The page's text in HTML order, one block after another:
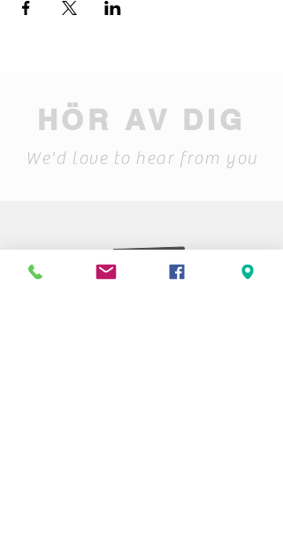
HÖR AV DIG
We'd love to hear from you